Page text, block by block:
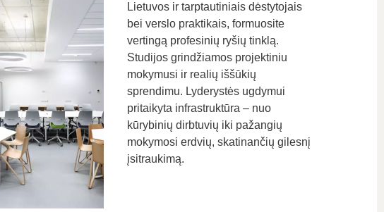
Lietuvos ir tarptautiniais dėstytojais
bei verslo praktikais, formuosite
vertingą profesinių ryšių tinklą.
Studijos grindžiamos projektiniu
mokymusi ir realių iššūkių
sprendimu. Lyderystės ugdymui
pritaikyta infrastruktūra – nuo
kūrybinių dirbtuvių iki pažangių
mokymosi erdvių, skatinančių gilesnį
įsitraukimą.